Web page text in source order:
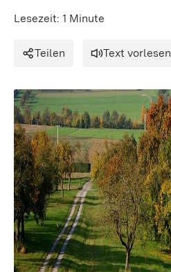
Lesezeit: 1 Minute
Teilen Text vorlesen